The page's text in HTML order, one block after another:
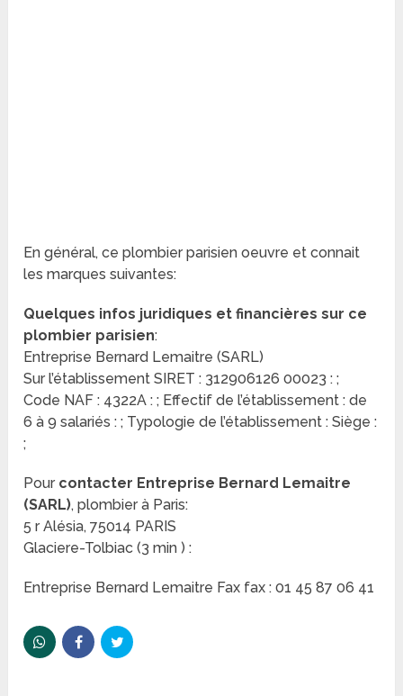
En général, ce plombier parisien oeuvre et connait
les marques suivantes:
Quelques infos juridiques et financières sur ce
plombier parisien:
Entreprise Bernard Lemaitre (SARL)
Sur l’établissement SIRET : 312906126 00023 : ;
Code NAF : 4322A : ; Effectif de l’établissement : de
6 à 9 salariés : ; Typologie de l’établissement : Siège :
;
Pour contacter Entreprise Bernard Lemaitre
(SARL), plombier à Paris:
5 r Alésia, 75014 PARIS
Glaciere-Tolbiac (3 min ) :
Entreprise Bernard Lemaitre Fax fax : 01 45 87 06 41